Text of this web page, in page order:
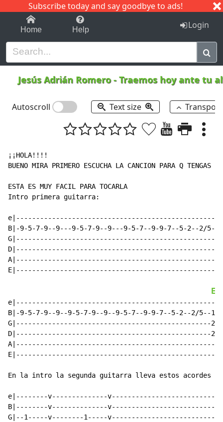
Subscribe today and say goodbye to ads!
1-9 C I J
Home Help Login
Jesús Adrián Romero-Traemos hoy ante tu
Autoscroll Text size
¡¡HOLA!!!!
BUENO MIRA PRIMERO ESCUCHA LA CANCION PARA Q TENGAS
ESTA ES MUY FACIL PARA TOCARLA
Intro primera guitarra:
B|-9-5-7-9--9---9-5-7-9--9---9-5-7--9-9-7--5-2--2/
E
B|-9-5-7-9--9--9-5-7-9--9--9-5-7--9-9-7--5-2--2/5--
G|-------------------------------------------------
D|-------------------------------------------------
En la intro la segunda guitarra lleva estos acordes
e|--------v--------------
B|--------v--------------
G|--1-----v--------1-----